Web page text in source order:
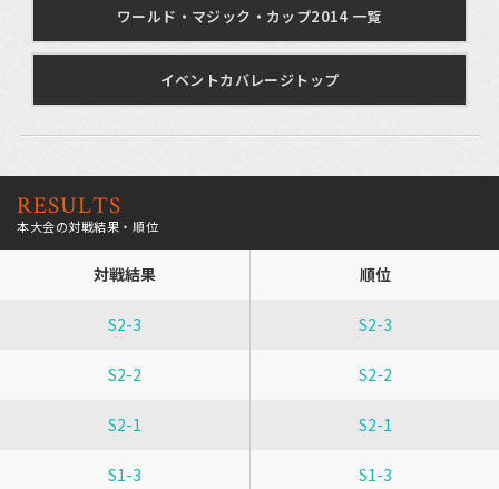
ワールド・マジック・カップ2014 一覧
イベントカバレージトップ
RESULTS
本大会の対戦結果・順位
対戦結果 順位
S2-3 S2-3
S2-2 S2-2
S2-1 S2-1
S1-3 S1-3